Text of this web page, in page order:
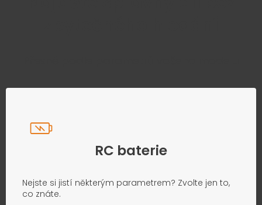
RC baterie
Nejste si jistí některým parametrem? Zvolte jen to,
co znáte.